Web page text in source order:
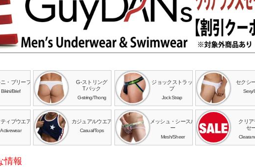
・ブリーフ
Bikini/Brief
G-ストリング
Tバック
G-string/Thong
ジョックストラッ
プ
Jock Strap
セクシ
Sexy/
ィブウエア
Activewear
カジュアルウエア
Casual/Tops
メッシュ・シースル
ー
Mesh/Sheer
クリア
セ
情報